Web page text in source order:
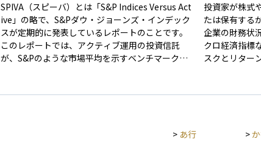
SPIVA（スピーバ）とは「S&P Indices Versus Act
ive」の略で、S&Pダウ・ジョーンズ・インデック
スが定期的に発表しているレポートのことです。
このレポートでは、アクティブ運用の投資信託
が、S&Pのような市場平均を示すベンチマークと
用する投資信託が、市場平均に勝っているのか、
アクティブ運用とパッシブ運用を比較するときに
投資家が株式
たは保有する
企業の財務状
クロ経済指標
スクとリター
ル分析による
目的と手法を
> あ行 >